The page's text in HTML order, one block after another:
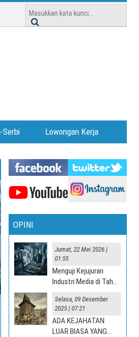
Serbi Lowongan Kerja
ADPIKI ke
Hingga Bawa
Digital
OPINI
Jumat, 22 Mei 2026 |
01:55
Menguji Kejujuran
Industri Media di Tahun
Selasa, 09 Desember
2025 | 07:21
ADA KEJAHATAN
LUAR BIASA YANG